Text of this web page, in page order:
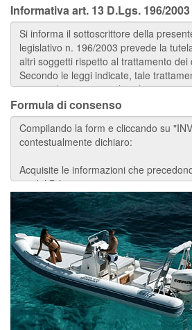
Informativa art. 13 D.Lgs. 196/2003
Formula di consenso